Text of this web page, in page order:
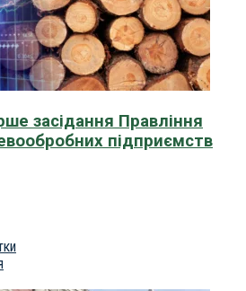
засідання Правління
підприємств